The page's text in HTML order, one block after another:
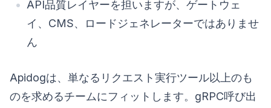
API品質レイヤーを担いますが、ゲートウェ
イ、CMS、ロードジェネレーターではありませ
ん
Apidogは、単なるリクエスト実行ツール以上のも
のを求めるチームにフィットします。gRPC呼び出